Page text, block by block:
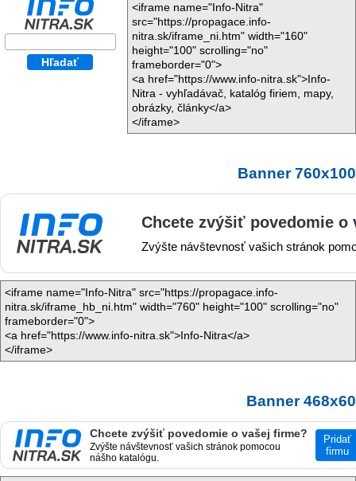
<iframe name="Info-Nitra"
src="https://propagace.info-
nitra.sk/iframe_ni.htm" width="160"
height="100" scrolling="no"
frameborder="0">
<a href="https://www.info-nitra.sk">Info-
Nitra - vyhľadávač, katalóg firiem, mapy,
obrázky, články</a>
</iframe>
Banner 760x100
<iframe name="Info-Nitra" src="https://propagace.info-
nitra.sk/iframe_hb_ni.htm" width="760" height="100" scrolling="no"
frameborder="0">
<a href="https://www.info-nitra.sk">Info-Nitra</a>
</iframe>
Banner 468x60